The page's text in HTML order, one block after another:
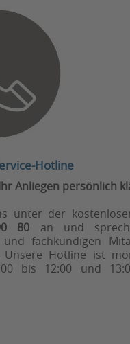
Hotline
Anliegen persönlich
unter der
80 an und
fachkundigen
Unsere Hotline ist
bis 12:00 und